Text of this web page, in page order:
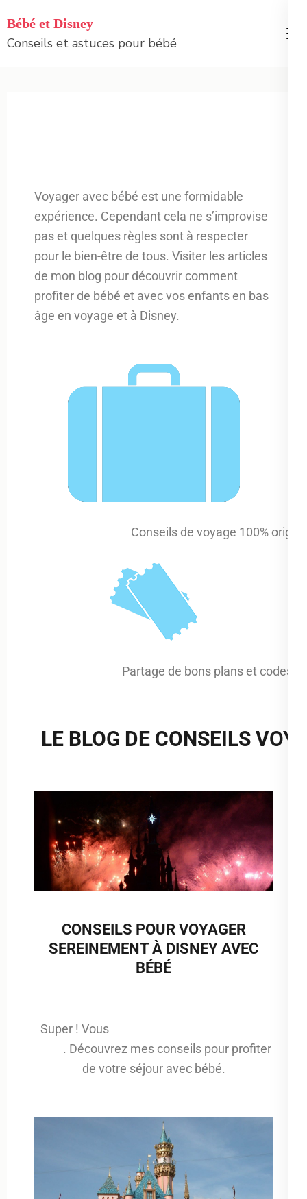
Bébé et Disney
Conseils et astuces pour bébé
Voyager avec bébé est une formidable
expérience. Cependant cela ne s’improvise
pas et quelques règles sont à respecter
pour le bien-être de tous. Visiter les articles
de mon blog pour découvrir comment
profiter de bébé et avec vos enfants en bas
âge en voyage et à Disney.
Conseils de voyage 100%
Partage de bons plans et codes
LE BLOG DE CONSEILS
CONSEILS POUR VOYAGER
SEREINEMENT À DISNEY AVEC
BÉBÉ
Super ! Vous
. Découvrez mes conseils pour profiter
de votre séjour avec bébé.